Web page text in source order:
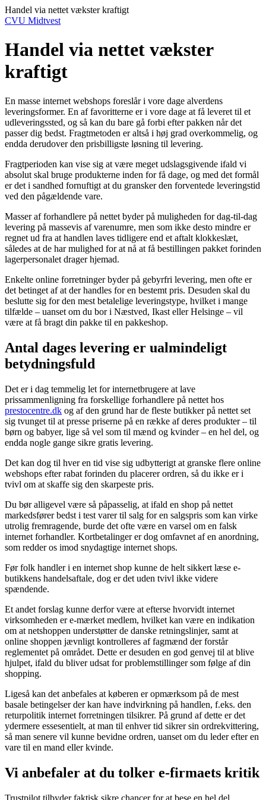
Handel via nettet vækster kraftigt
CVU Midtvest
Handel via nettet vækster
kraftigt
En masse internet webshops foreslår i vore dage alverdens
leveringsformer. En af favoritterne er i vore dage at få leveret til et
udleveringssted, og så kan du bare gå forbi efter pakken når det
passer dig bedst. Fragtmetoden er altså i høj grad overkommelig, og
endda derudover den prisbilligste løsning til levering.
Fragtperioden kan vise sig at være meget udslagsgivende ifald vi
absolut skal bruge produkterne inden for få dage, og med det formål
er det i sandhed fornuftigt at du gransker den forventede leveringstid
ved den pågældende vare.
Masser af forhandlere på nettet byder på muligheden for dag-til-dag
levering på massevis af varenumre, men som ikke desto mindre er
regnet ud fra at handlen laves tidligere end et aftalt klokkeslæt,
således at de har mulighed for at nå at få bestillingen pakket forinden
lagerpersonalet drager hjemad.
Enkelte online forretninger byder på gebyrfri levering, men ofte er
det betinget af at der handles for en bestemt pris. Desuden skal du
beslutte sig for den mest betalelige leveringstype, hvilket i mange
tilfælde – uanset om du bor i Næstved, Ikast eller Helsinge – vil
være at få bragt din pakke til en pakkeshop.
Antal dages levering er ualmindeligt
betydningsfuld
Det er i dag temmelig let for internetbrugere at lave
prissammenligning fra forskellige forhandlere på nettet hos
prestocentre.dk og af den grund har de fleste butikker på nettet set
sig tvunget til at presse priserne på en række af deres produkter – til
børn og babyer, lige så vel som til mænd og kvinder – en hel del, og
endda nogle gange sikre gratis levering.
Det kan dog til hver en tid vise sig udbytterigt at granske flere online
webshops efter rabat forinden du placerer ordren, så du ikke er i
tvivl om at skaffe sig den skarpeste pris.
Du bør alligevel være så påpasselig, at ifald en shop på nettet
markedsfører bedst i test varer til salg for en salgspris som kan virke
utrolig fremragende, burde det ofte være en varsel om en falsk
internet forhandler. Kortbetalinger er dog omfavnet af en anordning,
som redder os imod snydagtige internet shops.
Før folk handler i en internet shop kunne de helt sikkert læse e-
butikkens handelsaftale, dog er det uden tvivl ikke videre
spændende.
Et andet forslag kunne derfor være at efterse hvorvidt internet
virksomheden er e-mærket medlem, hvilket kan være en indikation
om at netshoppen understøtter de danske retningslinjer, samt at
online shoppen jævnligt kontrolleres af fagmænd der forstår
reglementet på området. Dette er desuden en god genvej til at blive
hjulpet, ifald du bliver udsat for problemstillinger som følge af din
shopping.
Ligeså kan det anbefales at køberen er opmærksom på de mest
basale betingelser der kan have indvirkning på handlen, f.eks. den
returpolitik internet forretningen tilsikrer. På grund af dette er det
ydermere essesentielt, at man til enhver tid sikrer sin ordrekvittering,
så man senere vil kunne bevidne ordren, uanset om du leder efter en
vare til en mand eller kvinde.
Vi anbefaler at du tolker e-firmaets kritik
Trustpilot tilbyder faktisk sikre chancer for at bese en hel del